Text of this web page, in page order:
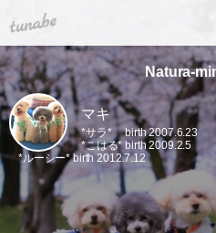
tuna.be
Natura-
マキ
*サラ* birth 2007.6.23
*こはる* birth 2009.2.5
*ルーシー* birth 2012.7.12